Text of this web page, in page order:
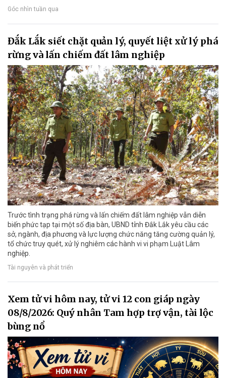
Góc nhìn tuần qua
Đắk Lắk siết chặt quản lý, quyết liệt xử lý phá
rừng và lấn chiếm đất lâm nghiệp
Trước tình trạng phá rừng và lấn chiếm đất lâm nghiệp vẫn diễn
biến phức tạp tại một số địa bàn, UBND tỉnh Đắk Lắk yêu cầu các
sở, ngành, địa phương và lực lượng chức năng tăng cường quản lý,
tổ chức truy quét, xử lý nghiêm các hành vi vi phạm Luật Lâm
nghiệp.
Tài nguyên và phát triển
Xem tử vi hôm nay, tử vi 12 con giáp ngày
08/8/2026: Quý nhân Tam hợp trợ vận, tài lộc
bùng nổ